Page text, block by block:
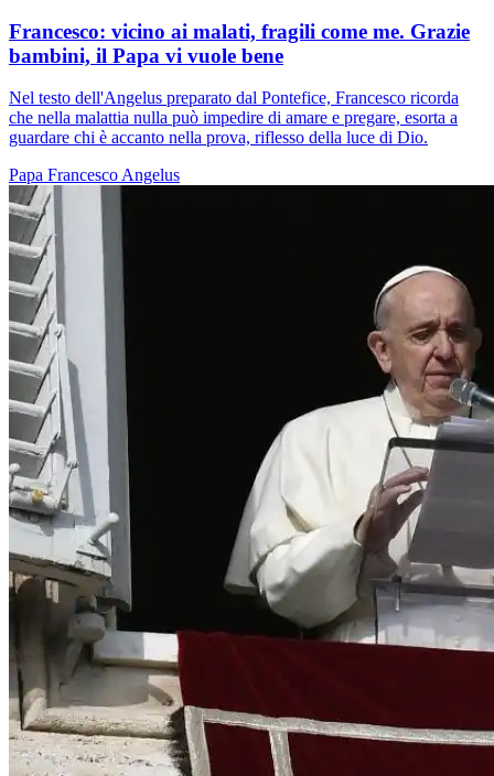
Francesco: vicino ai malati, fragili come me. Grazie
bambini, il Papa vi vuole bene
Nel testo dell'Angelus preparato dal Pontefice, Francesco ricorda
che nella malattia nulla può impedire di amare e pregare, esorta a
guardare chi è accanto nella prova, riflesso della luce di Dio.
Papa Francesco Angelus